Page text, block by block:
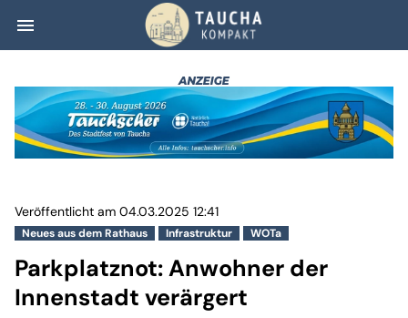
menu Parkplatznot:
Neues aus dem Rathaus Infrastruktur WOTa
Veröffentlicht am 04.03.2025 12:41
Parkplatznot: Anwohner der
Innenstadt verärgert